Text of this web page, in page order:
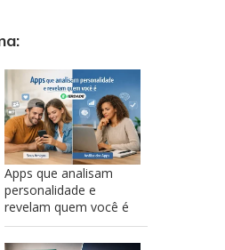
Apps que analisam
personalidade e
revelam quem você é